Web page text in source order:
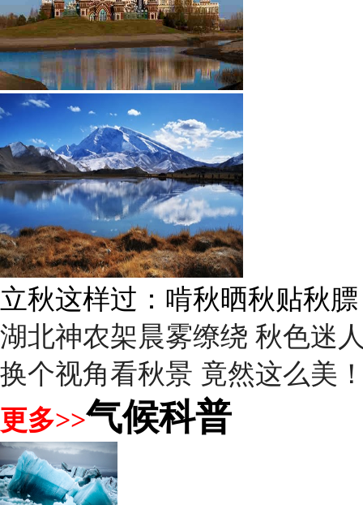
立秋话养生：“贴秋膘”莫着
湖北神农架晨雾缭绕 秋色迷
换个视角看秋景 竟然这么美
更多>>气候科普